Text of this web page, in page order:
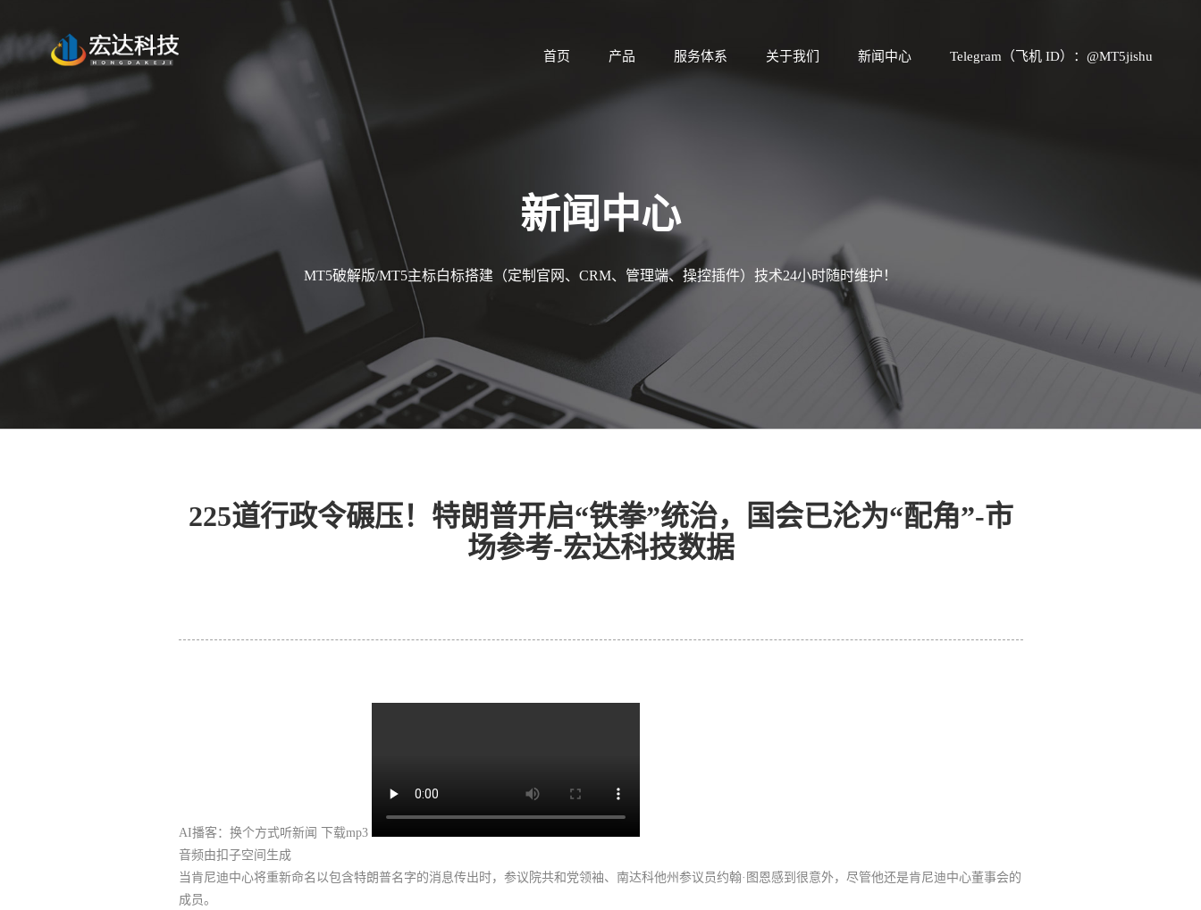
首页 产品 服务体系 关于我们 新闻中心 Telegram（飞机 ID）：@MT5jishu
新闻中心
MT5破解版/MT5主标白标搭建（定制官网、CRM、管理端、操控插件）技术24小时随时维护！
225道行政令碾压！特朗普开启“铁拳”统治，国会已沦为“配角”-市
场参考-宏达科技数据
AI播客：换个方式听新闻 下载mp3
音频由扣子空间生成
当肯尼迪中心将重新命名以包含特朗普名字的消息传出时，参议院共和党领袖、南达科他州参议员约翰·图恩感到很意外，尽管他还是肯尼迪中心董事会的
成员。